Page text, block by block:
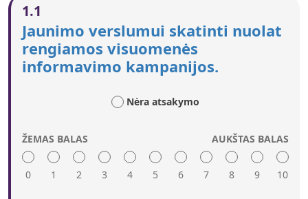
1.1
Jaunimo verslumui skatinti nuolat
rengiamos visuomenės
informavimo kampanijos.
Nėra atsakymo
ŽEMAS BALAS
0 1 2 3 4 5 6 7 8 9
AUKŠTAS BALAS
10